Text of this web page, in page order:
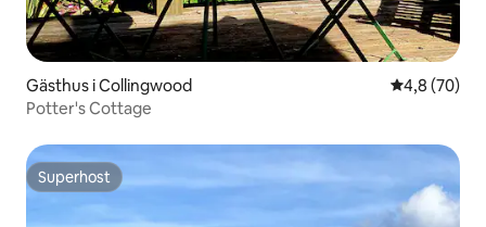
Gästhus i Collingwood 4,8 av 5 i
4,8 (70)
Potter's Cottage
Superhost
Superhost